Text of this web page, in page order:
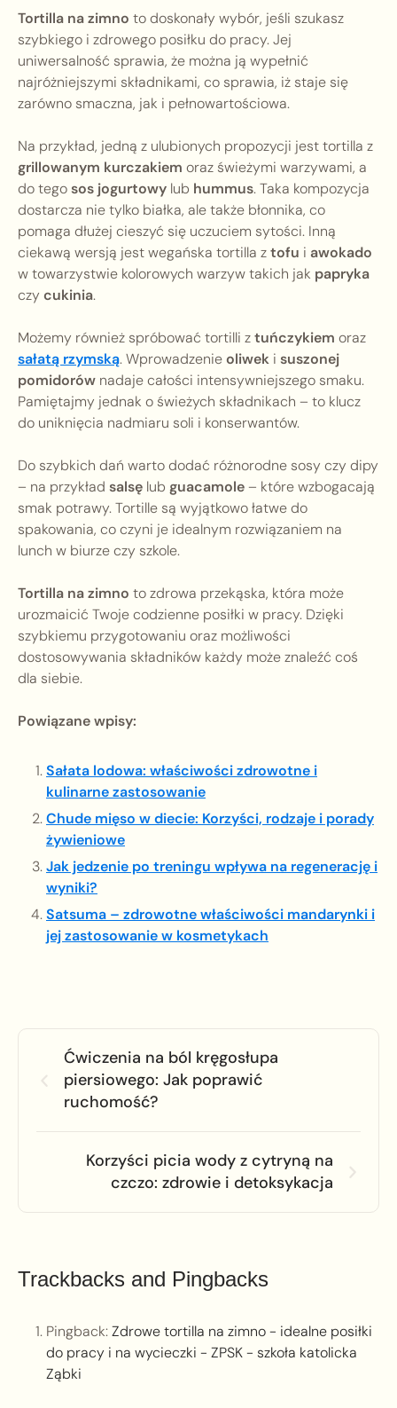
Tortilla na zimno to doskonały wybór, jeśli szukasz
szybkiego i zdrowego posiłku do pracy. Jej
uniwersalność sprawia, że można ją wypełnić
najróżniejszymi składnikami, co sprawia, iż staje się
zarówno smaczna, jak i pełnowartościowa.
Na przykład, jedną z ulubionych propozycji jest tortilla z
grillowanym kurczakiem oraz świeżymi warzywami, a
do tegosos jogurtowy lub hummus. Taka kompozycja
dostarcza nie tylko białka, ale także błonnika, co
pomaga dłużej cieszyć się uczuciem sytości. Inną
ciekawą wersją jest wegańska tortilla ztofu i awokado
w towarzystwie kolorowych warzyw takich jak papryka
czy cukinia.
Możemy również spróbować tortilli ztuńczykiem oraz
sałatą rzymską. Wprowadzenieoliwek i suszonej
pomidorów nadaje całości intensywniejszego smaku.
Pamiętajmy jednak o świeżych składnikach – to klucz
do uniknięcia nadmiaru soli i konserwantów.
Do szybkich dań warto dodać różnorodne sosy czy dipy
– na przykład salsę lub guacamole– które wzbogacają
smak potrawy. Tortille są wyjątkowo łatwe do
spakowania, co czyni je idealnym rozwiązaniem na
lunch w biurze czy szkole.
Tortilla na zimno to zdrowa przekąska, która może
urozmaicić Twoje codzienne posiłki w pracy. Dzięki
szybkiemu przygotowaniu oraz możliwości
dostosowywania składników każdy może znaleźć coś
dla siebie.
Powiązane wpisy:
Sałata lodowa: właściwości zdrowotne i
kulinarne zastosowanie
Chude mięso w diecie: Korzyści, rodzaje i porady
żywieniowe
Jak jedzenie po treningu wpływa na regenerację i
wyniki?
Satsuma – zdrowotne właściwości mandarynki i
jej zastosowanie w kosmetykach
Ćwiczenia na ból kręgosłupa
piersiowego: Jak poprawić
ruchomość?
Korzyści picia wody z cytryną na
czczo: zdrowie i detoksykacja
Trackbacks and Pingbacks
Pingback:Zdrowe tortilla na zimno - idealne posiłki
do pracy i na wycieczki - ZPSK - szkoła katolicka
Ząbki